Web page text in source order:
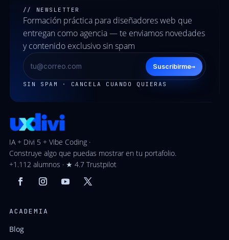
// NEWSLETTER
Formación práctica para diseñadores web que
entregan como agencia — te enviamos novedades
y contenido exclusivo sin spam
Suscribirme→
SIN SPAM · CANCELA CUANDO QUIERAS
IA + Divi 5 + Vibe Coding ·
Construye algo que puedas mostrar en tu portafolio.
+1.112 alumnos · ★ 4.7 Trustpilot
ACADEMIA
Blog